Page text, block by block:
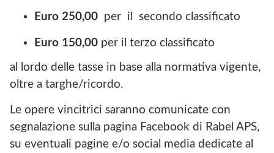
Euro 250,00 per il secondo classificato
Euro 150,00 per il terzo classificato
al lordo delle tasse in base alla normativa vigente,
oltre a targhe/ricordo.
Le opere vincitrici saranno comunicate con
segnalazione sulla pagina Facebook di Rabel APS,
su eventuali pagine e/o social media dedicate al